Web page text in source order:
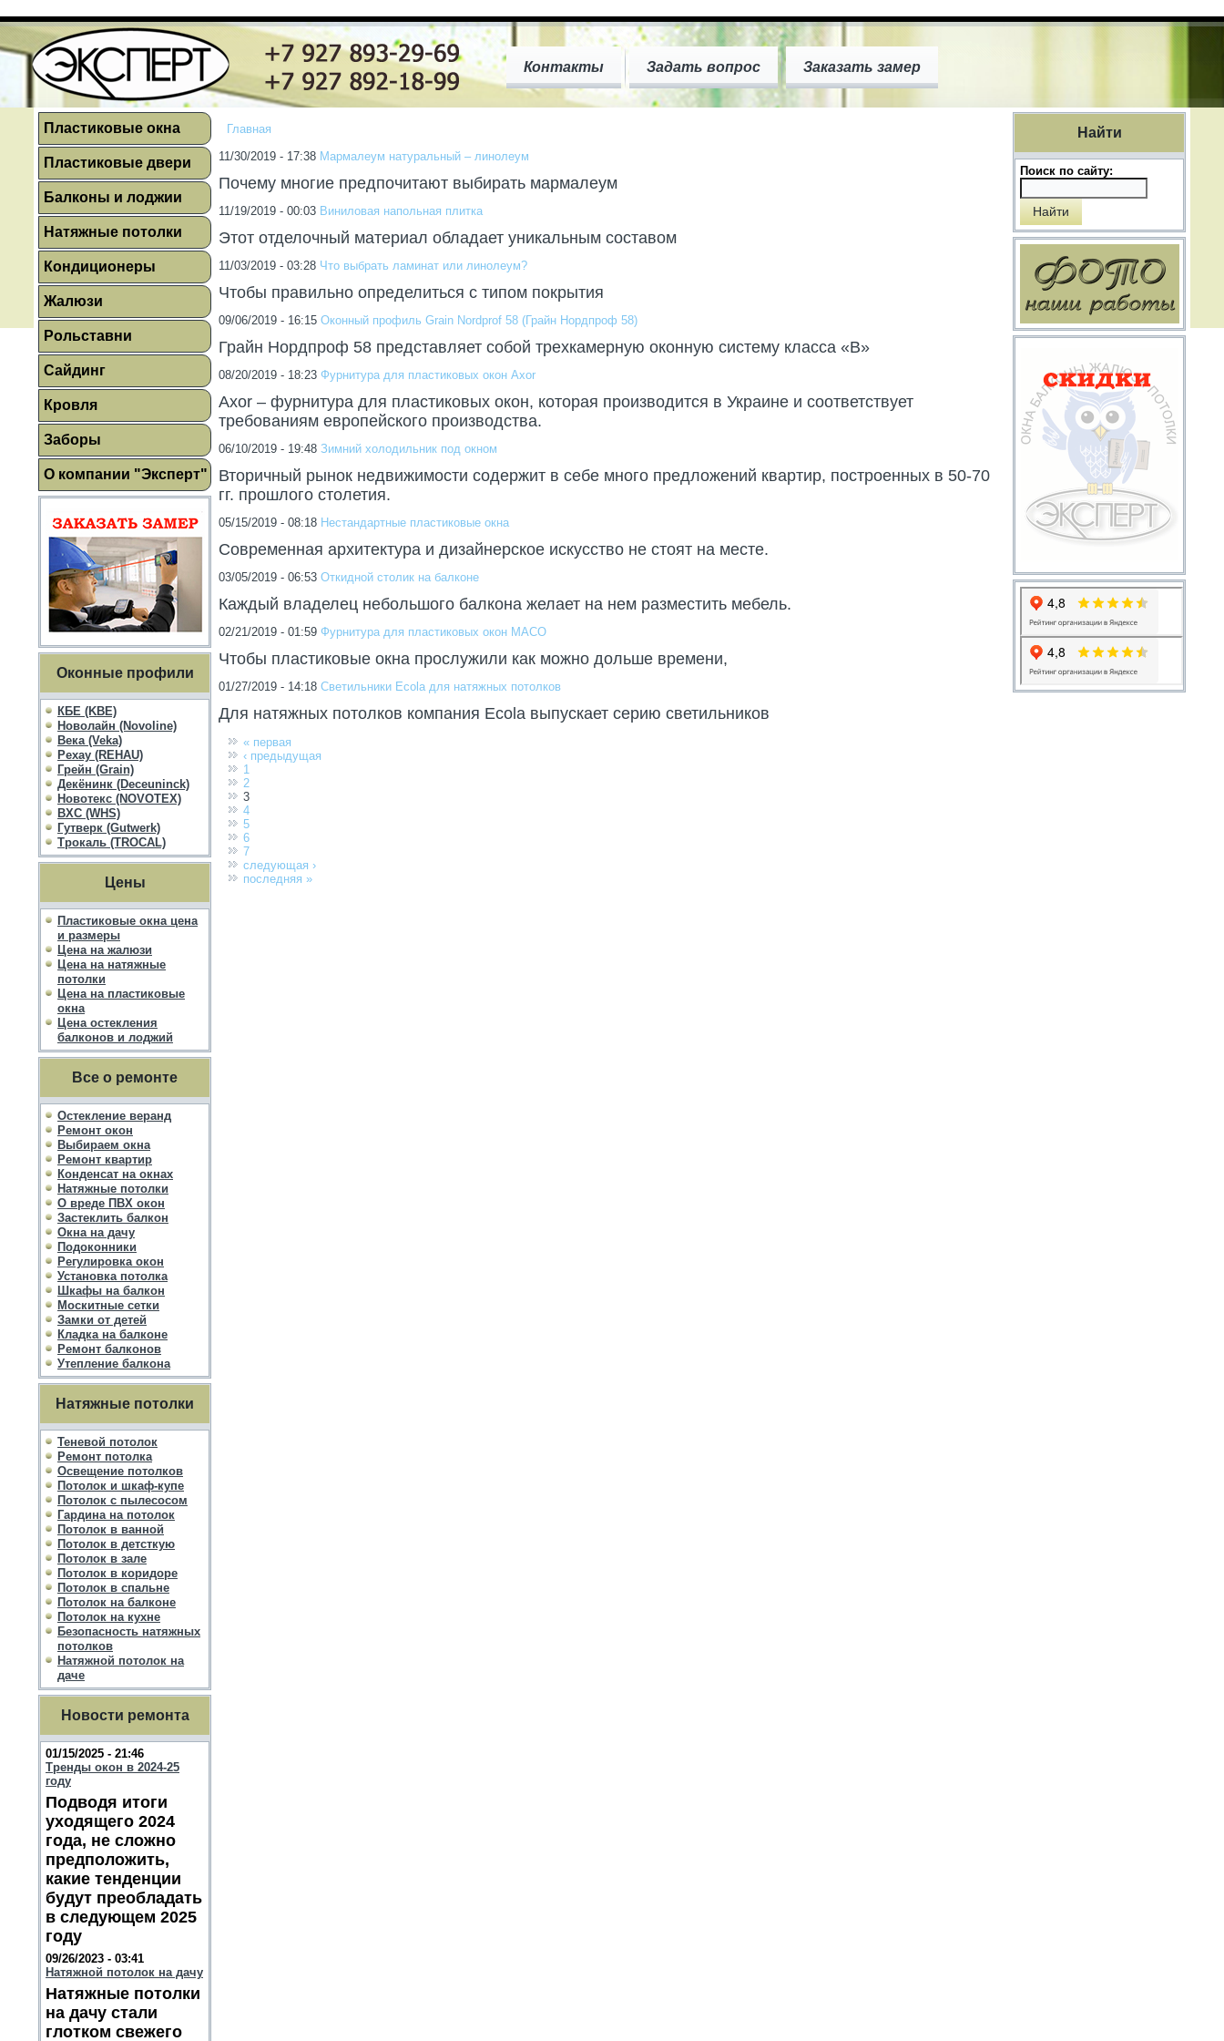
Контакты Задать вопрос Заказать замер
Пластиковые окна
Пластиковые двери
Балконы и лоджии
Натяжные потолки
Кондиционеры
Жалюзи
Рольставни
Сайдинг
Кровля
Заборы
О компании "Эксперт"
Оконные профили
КБЕ (KBE)
Новолайн (Novoline)
Века (Veka)
Рехау (REHAU)
Грейн (Grain)
Декёнинк (Deceuninck)
Новотекс (NOVOTEX)
ВХС (WHS)
Гутверк (Gutwerk)
Трокаль (TROCAL)
Цены
Пластиковые окна цена
и размеры
Цена на жалюзи
Цена на натяжные
потолки
Цена на пластиковые
окна
Цена остекления
балконов и лоджий
Все о ремонте
Остекление веранд
Ремонт окон
Выбираем окна
Ремонт квартир
Конденсат на окнах
Натяжные потолки
О вреде ПВХ окон
Застеклить балкон
Окна на дачу
Подоконники
Регулировка окон
Установка потолка
Шкафы на балкон
Москитные сетки
Замки от детей
Кладка на балконе
Ремонт балконов
Утепление балкона
Натяжные потолки
Теневой потолок
Ремонт потолка
Освещение потолков
Потолок и шкаф-купе
Потолок с пылесосом
Гардина на потолок
Потолок в ванной
Потолок в детсткую
Потолок в зале
Потолок в коридоре
Потолок в спальне
Потолок на балконе
Потолок на кухне
Безопасность натяжных
потолков
Натяжной потолок на
даче
Новости ремонта
01/15/2025 - 21:46
Тренды окон в 2024-25
году
Подводя итоги
уходящего 2024
года, не сложно
предположить,
какие тенденции
будут преобладать
в следующем 2025
году
09/26/2023 - 03:41
Натяжной потолок на дачу
Натяжные потолки
на дачу стали
глотком свежего
Главная
11/30/2019 - 17:38 Мармалеум натуральный – линолеум
Почему многие предпочитают выбирать мармалеум
11/19/2019 - 00:03 Виниловая напольная плитка
Этот отделочный материал обладает уникальным составом
11/03/2019 - 03:28 Что выбрать ламинат или линолеум?
Чтобы правильно определиться с типом покрытия
09/06/2019 - 16:15 Оконный профиль Grain Nordprof 58 (Грайн Нордпроф 58)
Грайн Нордпроф 58 представляет собой трехкамерную оконную систему класса «В»
08/20/2019 - 18:23 Фурнитура для пластиковых окон Axor
Axor – фурнитура для пластиковых окон, которая производится в Украине и соответствует
требованиям европейского производства.
06/10/2019 - 19:48 Зимний холодильник под окном
Вторичный рынок недвижимости содержит в себе много предложений квартир, построенных в 50-70
гг. прошлого столетия.
05/15/2019 - 08:18 Нестандартные пластиковые окна
Современная архитектура и дизайнерское искусство не стоят на месте.
03/05/2019 - 06:53 Откидной столик на балконе
Каждый владелец небольшого балкона желает на нем разместить мебель.
02/21/2019 - 01:59 Фурнитура для пластиковых окон МАСО
Чтобы пластиковые окна прослужили как можно дольше времени,
01/27/2019 - 14:18 Светильники Ecola для натяжных потолков
Для натяжных потолков компания Ecola выпускает серию светильников
« первая
‹ предыдущая
1
2
3
4
5
6
7
следующая ›
последняя »
Найти
Поиск по сайту: